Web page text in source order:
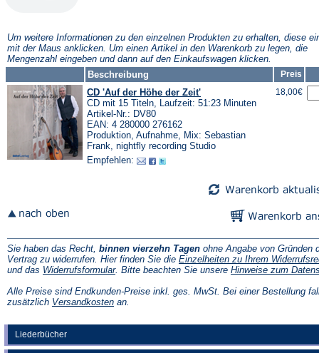
Liederbücher
Um weitere Informationen zu den einzelnen Produkten zu erhalten, diese
mit der Maus anklicken. Um einen Artikel in den Warenkorb zu legen, die
Mengenzahl eingeben und dann auf den Einkaufswagen klicken.
Beschreibung
Preis
CD 'Auf der Höhe der Zeit'
CD mit 15 Titeln, Laufzeit: 51:23 Minuten
Artikel-Nr.: DV80
EAN: 4 280000 276162
Produktion, Aufnahme, Mix: Sebastian
Frank, nightfly recording Studio
Empfehlen:
18,00€
Sie haben das Recht, binnen vierzehn Tagen ohne Angabe von Gründen
Vertrag zu widerrufen. Hier finden Sie die Einzelheiten zu Ihrem
und das Widerrufsformular(Öffnet
einem
neuen
. Bitte beachten Sie unsere Hinweise zum
Alle Preise sind Endkunden-Preise inkl. ges. MwSt. Bei einer Bestellung
zusätzlich Versandkosten(Öffnet
an.